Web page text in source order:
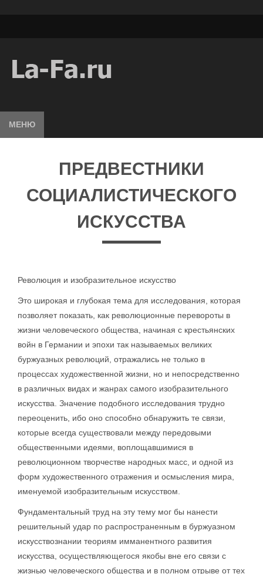
МЕНЮ
ПРЕДВЕСТНИКИ
СОЦИАЛИСТИЧЕСКОГО
ИСКУССТВА
Революция и изобразительное искусство
Это широкая и глубокая тема для исследования, которая
позволяет показать, как революционные перевороты в
жизни человеческого общества, начиная с крестьянских
войн в Германии и эпохи так называемых великих
буржуазных революций, отражались не только в
процессах художественной жизни, но и непосредственно
в различных видах и жанрах самого изобразительного
искусства. Значение подобного исследования трудно
переоценить, ибо оно способно обнаружить те связи,
которые всегда существовали между передовыми
общественными идеями, воплощавшимися в
революционном творчестве народных масс, и одной из
форм художественного отражения и осмысления мира,
именуемой изобразительным искусством.
Фундаментальный труд на эту тему мог бы нанести
решительный удар по распространенным в буржуазном
искусствознании теориям имманентного развития
искусства, осуществляющегося якобы вне его связи с
жизнью человеческого общества и в полном отрыве от тех